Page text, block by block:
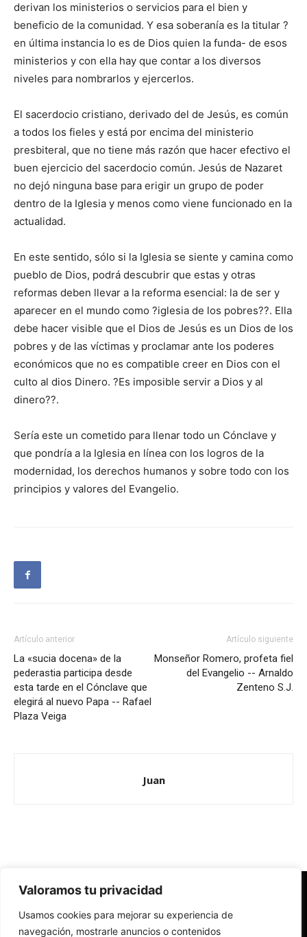
Valoramos tu privacidad
Usamos cookies para mejorar su experiencia de
navegación, mostrarle anuncios o contenidos
derivan los ministerios o servicios para el bien y
beneficio de la comunidad. Y esa soberanía es la titular ?
en última instancia lo es de Dios quien la funda- de esos
ministerios y con ella hay que contar a los diversos
niveles para nombrarlos y ejercerlos.
El sacerdocio cristiano, derivado del de Jesús, es común
a todos los fieles y está por encima del ministerio
presbiteral, que no tiene más razón que hacer efectivo el
buen ejercicio del sacerdocio común. Jesús de Nazaret
no dejó ninguna base para erigir un grupo de poder
dentro de la Iglesia y menos como viene funcionado en la
actualidad.
En este sentido, sólo si la Iglesia se siente y camina como
pueblo de Dios, podrá descubrir que estas y otras
reformas deben llevar a la reforma esencial: la de ser y
aparecer en el mundo como ?iglesia de los pobres??. Ella
debe hacer visible que el Dios de Jesús es un Dios de los
pobres y de las víctimas y proclamar ante los poderes
económicos que no es compatible creer en Dios con el
culto al dios Dinero. ?Es imposible servir a Dios y al
dinero??.
Sería este un cometido para llenar todo un Cónclave y
que pondría a la Iglesia en línea con los logros de la
modernidad, los derechos humanos y sobre todo con los
principios y valores del Evangelio.
Artículo anterior
La «sucia docena» de la
pederastia participa desde
esta tarde en el Cónclave que
elegirá al nuevo Papa -- Rafael
Plaza Veiga
Artículo siguiente
Monseñor Romero, profeta fiel
del Evangelio -- Arnaldo
Zenteno S.J.
Juan
Redes Cristianas
Una mirada alternativa sobre la Iglesia católica y la sociedad
- Colectivos de Redes Cristianas